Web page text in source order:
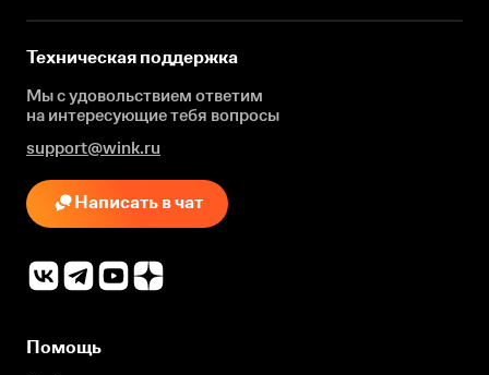
Техническая поддержка
Мы с удовольствием ответим
на интересующиетебя вопросы
support@wink.ru
Написать в чат
Помощь